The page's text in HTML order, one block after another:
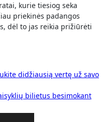
kurie tiesiog seka
priekinės padangos
dėl to jas reikia prižiūrėti
didžiausią vertę už savo
bilietus besimokant